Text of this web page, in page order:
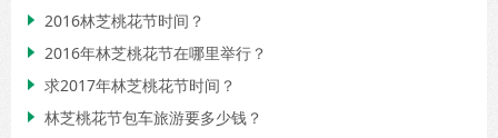
 2016林芝桃花节时间？
 2016年林芝桃花节在哪里举行？
 求2017年林芝桃花节时间？
 林芝桃花节包车旅游要多少钱？